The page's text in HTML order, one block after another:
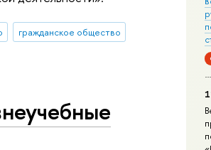
гражданское общество